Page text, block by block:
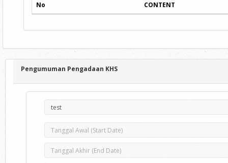
No CONTENT
Pengumuman Pengadaan KHS